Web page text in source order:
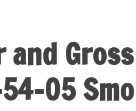
Gross
05